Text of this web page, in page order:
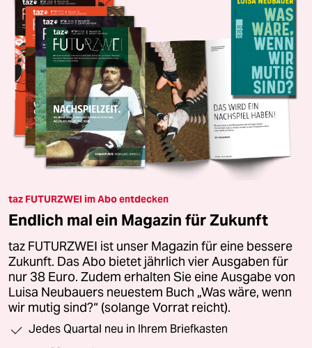
taz FUTURZWEI im Abo entdecken
Endlich mal ein Magazin für Zukunft
taz FUTURZWEI ist unser Magazin für eine bessere
Zukunft. Das Abo bietet jährlich vier Ausgaben für
nur 38 Euro. Zudem erhalten Sie eine Ausgabe von
Luisa Neubauers neuestem Buch „Was wäre, wenn
wir mutig sind?“ (solange Vorrat reicht).
Jedes Quartal neu in Ihrem Briefkasten